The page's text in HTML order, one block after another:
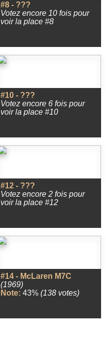
#8 - ???
Votez encore 10 fois pour
voir la place #8
#10 - ???
Votez encore 6 fois pour
voir la place #10
#12 - ???
Votez encore 2 fois pour
voir la place #12
#14 - McLaren M7C
(1969)
Note: 43% (138 votes)